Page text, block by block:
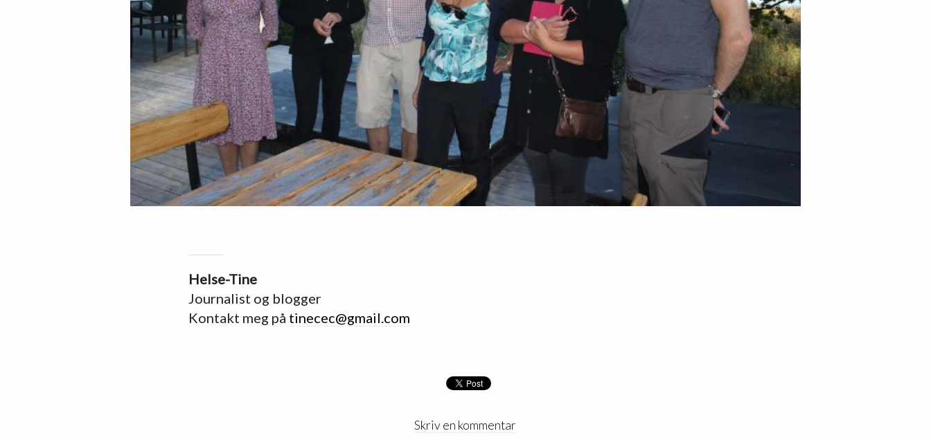
Helse-Tine
Journalist og blogger
Kontakt meg på tinecec@gmail.com
Skriv en kommentar